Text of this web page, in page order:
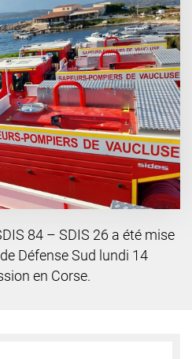
84 – SDIS 26 a été mise
Défense Sud lundi 14
en Corse.